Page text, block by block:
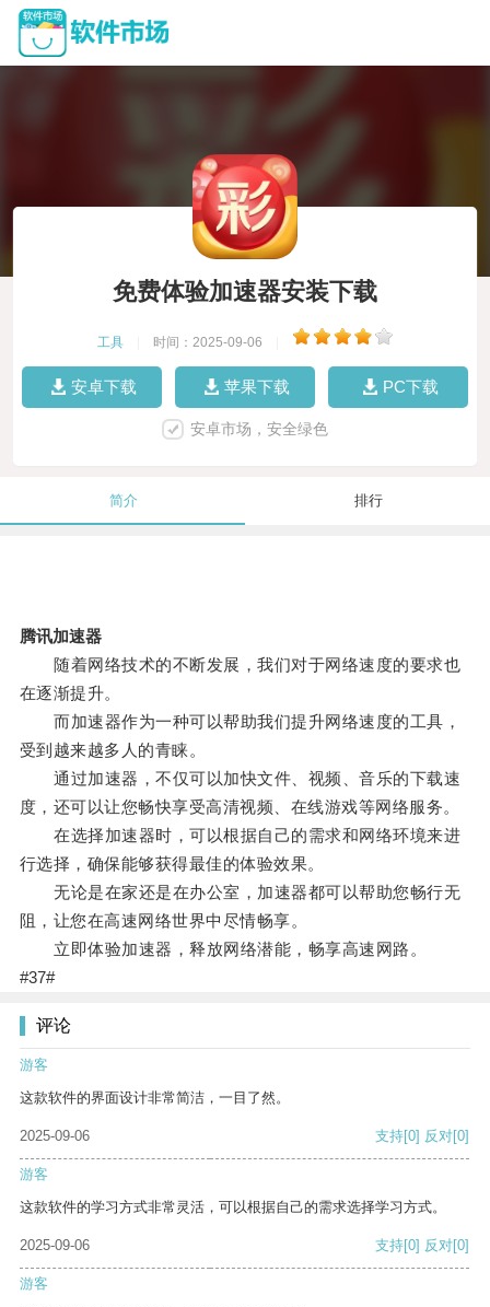
免费体验加速器安装下载
工具 时间：2025-09-06
安卓下载 苹果下载 PC下载
安卓市场，安全绿色
简介 排行
腾讯加速器
随着网络技术的不断发展，我们对于网络速度的要求也
在逐渐提升。
而加速器作为一种可以帮助我们提升网络速度的工具，
受到越来越多人的青睐。
通过加速器，不仅可以加快文件、视频、音乐的下载速
度，还可以让您畅快享受高清视频、在线游戏等网络服务。
在选择加速器时，可以根据自己的需求和网络环境来进
行选择，确保能够获得最佳的体验效果。
无论是在家还是在办公室，加速器都可以帮助您畅行无
阻，让您在高速网络世界中尽情畅享。
立即体验加速器，释放网络潜能，畅享高速网路。
#37#
评论
游客
这款软件的界面设计非常简洁，一目了然。
2025-09-06 支持[0] 反对[0]
游客
这款软件的学习方式非常灵活，可以根据自己的需求选择学习方式。
2025-09-06 支持[0] 反对[0]
游客